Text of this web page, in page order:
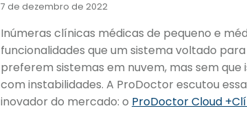
7 de dezembro de 2022
Inúmeras clínicas médicas de pequeno e
funcionalidades que um sistema voltado
preferem sistemas em nuvem, mas sem
com instabilidades. A ProDoctor escutou
inovador do mercado: o ProDoctor Cloud